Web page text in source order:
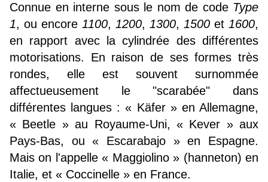
Connue en interne sous le nom de code Type
1, ou encore 1100, 1200, 1300, 1500 et 1600,
en rapport avec la cylindrée des différentes
motorisations. En raison de ses formes très
rondes, elle est souvent surnommée
affectueusement le "scarabée" dans
différentes langues : « Käfer»en Allemagne,
« Beetle »au Royaume-Uni, « Kever »aux
Pays-Bas, ou « Escarabajo »en Espagne.
Mais on l'appelle « Maggiolino» (hanneton) en
Italie, et « Coccinelle » en France.